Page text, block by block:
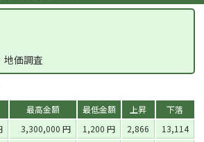
地価調査
最高金額 最低金額 上昇
下落
3,300,000 円 1,200 円 2,866
13,114